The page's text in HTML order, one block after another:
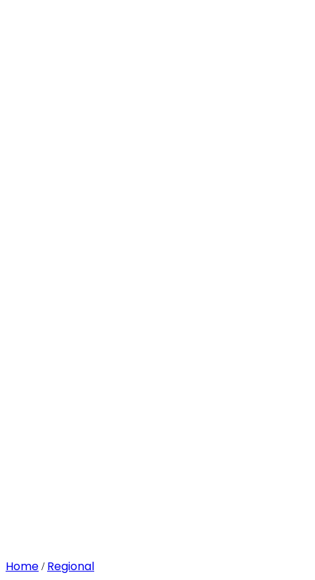
Home / Regional